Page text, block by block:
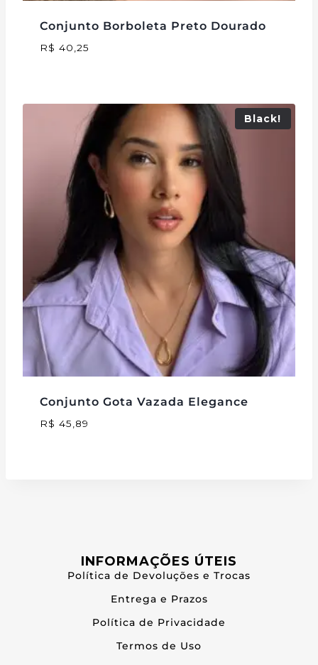
Conjunto Borboleta Preto Dourado
R$ 40,25
Black!
Conjunto Gota Vazada Elegance
R$ 45,89
INFORMAÇÕES ÚTEIS
Política de Devoluções e Trocas
Entrega e Prazos
Política de Privacidade
Termos de Uso